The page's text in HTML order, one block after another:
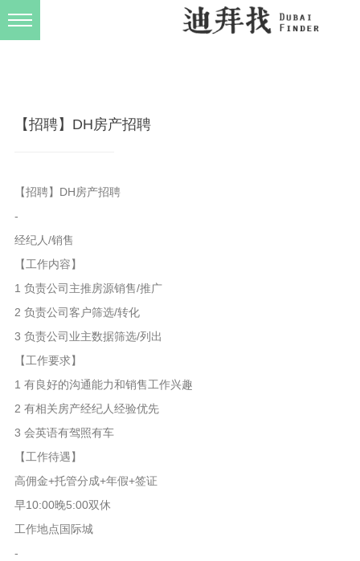
【招聘】DH房产招聘
【招聘】DH房产招聘
-
经纪人/销售
【工作内容】
1 负责公司主推房源销售/推广
2 负责公司客户筛选/转化
3 负责公司业主数据筛选/列出
【工作要求】
1 有良好的沟通能力和销售工作兴趣
2 有相关房产经纪人经验优先
3 会英语有驾照有车
【工作待遇】
高佣金+托管分成+年假+签证
早10:00晚5:00双休
工作地点国际城
-